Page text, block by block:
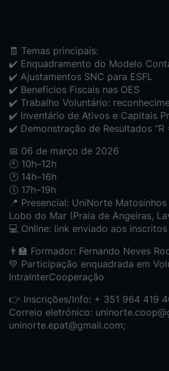
🧾 Temas principais:
✔️ Enquadramento do Modelo
✔️ Ajustamentos SNC para ESFL
✔️ Benefícios Fiscais nas OES
✔️ Trabalho Voluntário:
✔️ Inventário de Ativos e Capitais
✔️ Demonstração de Resultados “R
📅 06 de março de 2026
🕙 10h–12h
🕑 14h–16h
🕔 17h–19h
📍 Presencial: UniNorte
Lobo do Mar (Praia de Angeiras,
💻 Online: link enviado aos inscritos
👨‍🏫 Formador: Fernando Neves
💚 Participação enquadrada em
IntraInterCooperação
👉 Inscrições/Info: + 351 964 419
Correio eletrónico:
uninorte.epat@gmail.com;